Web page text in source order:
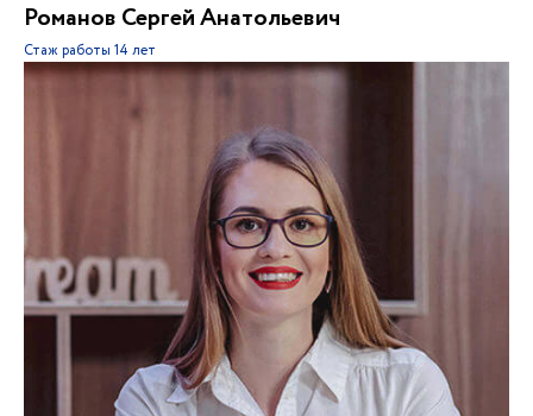
Романов Сергей Анатольевич
Стаж работы 14 лет